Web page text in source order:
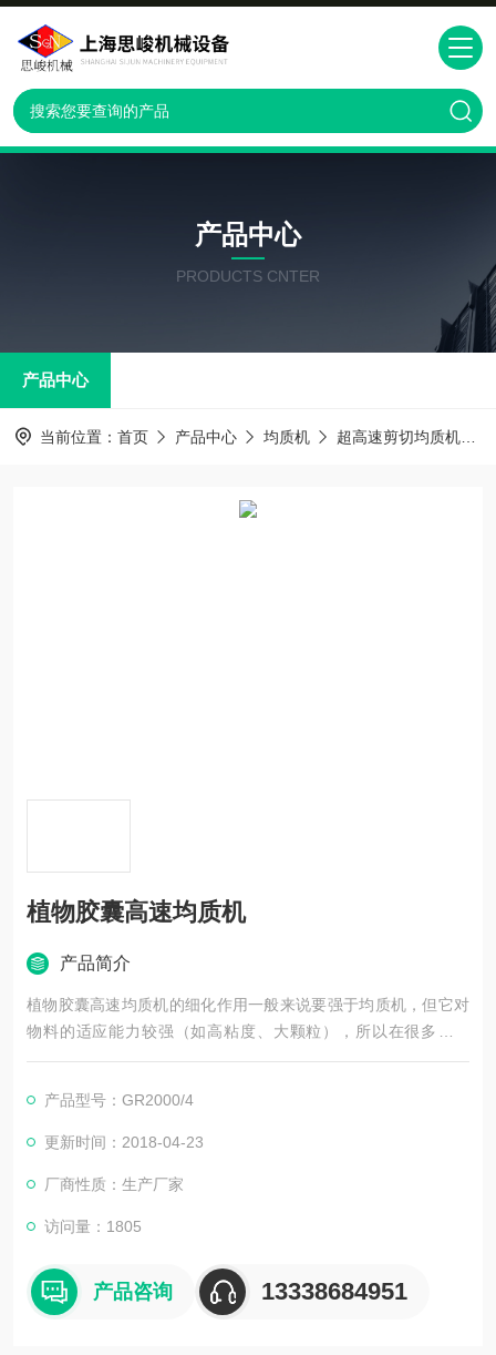
产品中心
PRODUCTS CNTER
产品中心
当前位置： 首页 产品中心 均质机 超高速剪切均质机
植物胶囊高速均质机
产品简介
植物胶囊高速均质机的细化作用一般来说要强于均质机，但它对
物料的适应能力较强（如高粘度、大颗粒），所以在很多场合
下，它用于均质机的前道或者用于高粘度的场合。
产品型号：GR2000/4
更新时间：2018-04-23
厂商性质：生产厂家
访问量：1805
产品咨询 13338684951